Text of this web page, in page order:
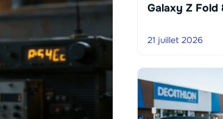
Galaxy Z Fold
21 juillet 2026